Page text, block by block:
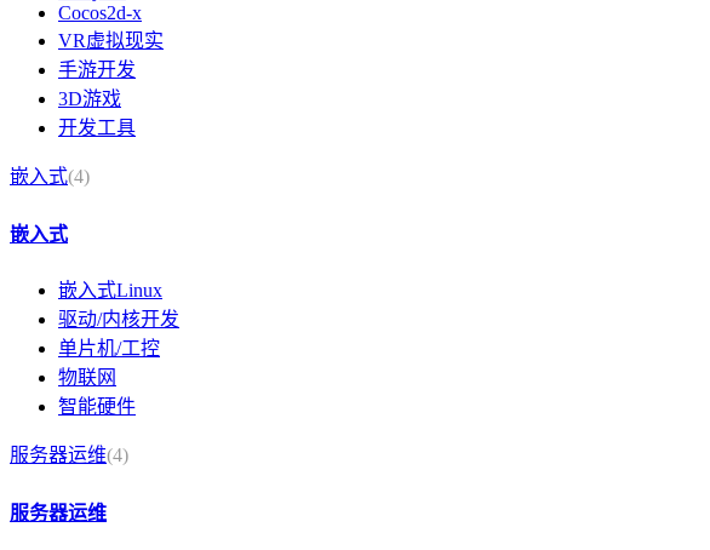
Cocos2d-x
VR虚拟现实
手游开发
3D游戏
开发工具
嵌入式(4)
嵌入式
嵌入式Linux
驱动/内核开发
单片机/工控
物联网
智能硬件
服务器运维(4)
服务器运维